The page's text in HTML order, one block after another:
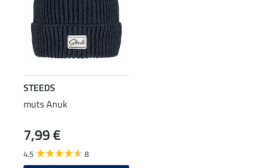
STEEDS
muts Anuk
7,99 €
4.5 8